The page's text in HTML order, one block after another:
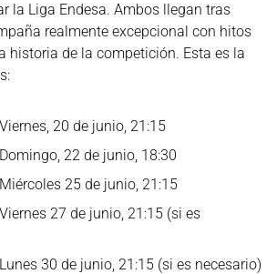
la Liga Endesa. Ambos llegan tras
realmente excepcional con hitos
historia de la competición. Esta es la
20 de junio, 21:15
22 de junio, 18:30
25 de junio, 21:15
27 de junio, 21:15 (si es
30 de junio, 21:15 (si es necesario)